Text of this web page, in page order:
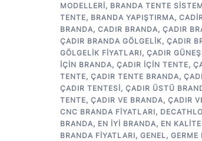
MODELLERI, BRANDA TENTE
TENTE, BRANDA YAPIŞTIRMA,
BRANDA, CADIR BRANDA, ÇADIR
ÇADIR BRANDA GÖLGELIK, ÇADIR
GÖLGELIK FIYATLARI, ÇADIR
IÇIN BRANDA, ÇADIR IÇIN TENTE,
TENTE, ÇADIR TENTE BRANDA,
ÇADIR TENTESI, ÇADIR ÜSTÜ
TENTE, ÇADIR VE BRANDA, ÇADIR
CNC BRANDA FIYATLARI,
BRANDA, EN IYI BRANDA, EN
BRANDA FIYATLARI, GENEL, GERME